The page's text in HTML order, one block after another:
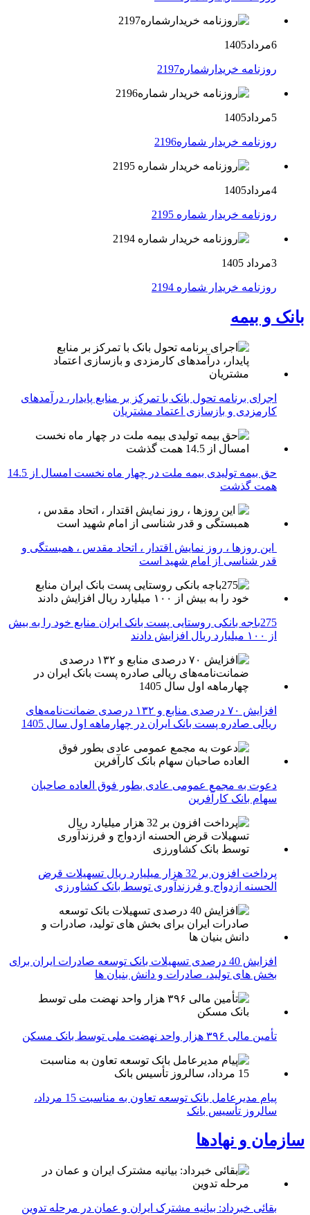
6مرداد1405
روزنامه خریدارشماره2197
5مرداد1405
روزنامه خریدار شماره2196
4مرداد1405
روزنامه خریدار شماره 2195
3مرداد 1405
روزنامه خریدار شماره 2194
بانک و بیمه
اجرای برنامه تحول بانک با تمرکز بر منابع پایدار، درآمدهای
کارمزدی و بازسازی اعتماد مشتریان
حق بیمه تولیدی بیمه ملت در چهار ماه نخست امسال از 14.5
همت گذشت
این روزها ، روز نمایش اقتدار ، اتحاد مقدس ، همبستگی و
قدر شناسی از امام شهید است
275باجه بانکی روستایی پست بانک ایران منابع خود را به بیش
از ۱۰۰ میلیارد ریال افزایش دادند
افزایش ۷۰ درصدی منابع و ۱۳۲ درصدی ضمانت‌نامه‌های
ریالی صادره پست بانک ایران در چهارماهه اول سال 1405
دعوت به مجمع عمومی عادی بطور فوق العاده صاحبان
سهام بانک کارآفرین
پرداخت افزون بر 32 هزار میلیارد ریال تسهیلات قرض
الحسنه ازدواج و فرزندآوری توسط بانک کشاورزی
افزایش 40 درصدی تسهیلات بانک توسعه صادرات ایران برای
بخش های تولید، صادرات و دانش بنیان ها
تأمین مالی ۳۹۶ هزار واحد نهضت ملی توسط بانک مسکن
پیام مدیرعامل بانک توسعه تعاون به مناسبت 15 مرداد،
سالروز تأسیس بانک
سازمان و نهادها
بقائی خبرداد: بیانیه مشترک ایران و عمان در مرحله تدوین